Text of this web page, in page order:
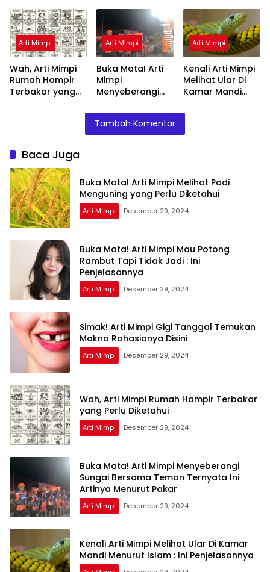
Diketahui
Ini Penjelasannya
Arti Mimpi
Wah, Arti Mimpi
Rumah Hampir
Terbakar yang
Arti Mimpi
Buka Mata! Arti
Mimpi
Menyeberangi
Teman Ternyata
Ini Artinya
Menurut Pakar
Arti Mimpi
Kenali Arti Mimpi
Melihat Ular Di
Kamar Mandi
Ini Penjelasannya
Tambah Komentar
Baca Juga
Buka Mata! Arti Mimpi Melihat Padi
Menguning yang Perlu Diketahui
Arti Mimpi Desember 29, 2024
Buka Mata! Arti Mimpi Mau Potong
Rambut Tapi Tidak Jadi : Ini
Penjelasannya
Arti Mimpi Desember 29, 2024
Simak! Arti Mimpi Gigi Tanggal Temukan
Makna Rahasianya Disini
Arti Mimpi Desember 29, 2024
Wah, Arti Mimpi Rumah Hampir Terbakar
yang Perlu Diketahui
Arti Mimpi Desember 29, 2024
Buka Mata! Arti Mimpi Menyeberangi
Sungai Bersama Teman Ternyata Ini
Artinya Menurut Pakar
Arti Mimpi Desember 29, 2024
Kenali Arti Mimpi Melihat Ular Di Kamar
Mandi Menurut Islam : Ini Penjelasannya